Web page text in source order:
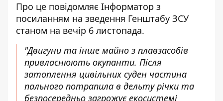
Про це повідомляє Інформатор з
посиланням на зведення Генштабу ЗСУ
станом на вечір 6 листопада.
"Двигуни та інше майно з плавзасобів
привласнюють окупанти. Після
затоплення цивільних суден частина
пального потрапила в дельту річки та
безпосередньо загрожує екосистемі